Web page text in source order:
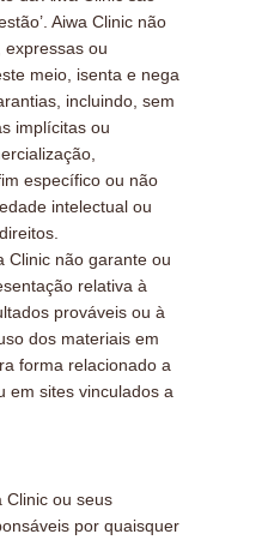
Aiwa Clinic não
ou
meio, isenta e nega
incluindo, sem
implícitas ou
específico ou não
intelectual ou
Clinic não garante ou
relativa à
prováveis ​​ou à
dos materiais em
forma relacionado a
em sites vinculados a
Clinic ou seus
​​por quaisquer